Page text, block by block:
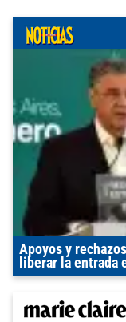
Apoyos y
liberar la entrada